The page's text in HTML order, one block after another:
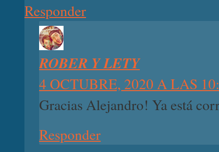
Responder
ROBER Y LETY
4 OCTUBRE, 2020 A LAS
Gracias Alejandro! Ya está
Responder